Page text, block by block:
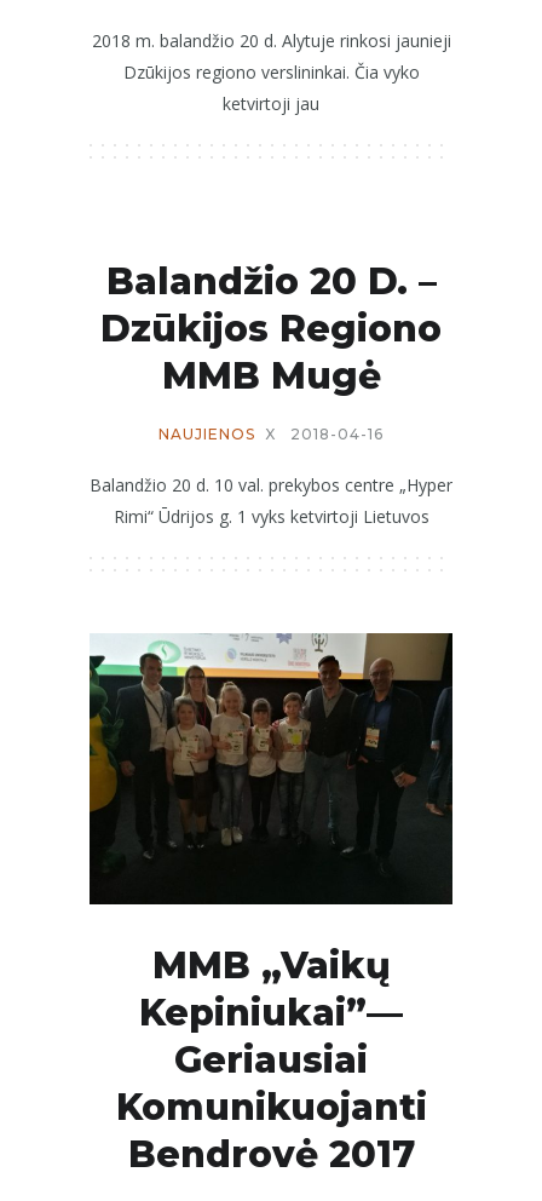
2018 m. balandžio 20 d. Alytuje rinkosi jaunieji
Dzūkijos regiono verslininkai. Čia vyko
ketvirtoji jau
Balandžio 20 D. –
Dzūkijos Regiono
MMB Mugė
NAUJIENOS X 2018-04-16
Balandžio 20 d. 10 val. prekybos centre „Hyper
Rimi“ Ūdrijos g. 1 vyks ketvirtoji Lietuvos
MMB „Vaikų
Kepiniukai”—
Geriausiai
Komunikuojanti
Bendrovė 2017